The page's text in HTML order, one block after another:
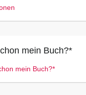
mein Buch?*